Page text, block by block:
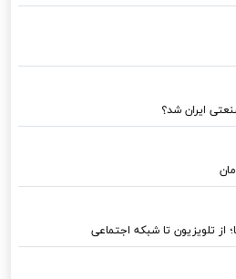
ایران شد؟
از تلویزیون تا شبکه اجتماعی